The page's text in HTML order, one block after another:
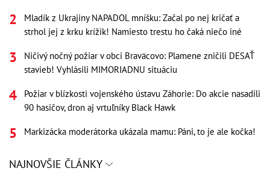
Mladík z Ukrajiny NAPADOL mníšku: Začal po nej kričať a
strhol jej z krku krížik! Namiesto trestu ho čaká niečo iné
Ničivý nočný požiar v obci Braväcovo: Plamene zničili DESAŤ
stavieb! Vyhlásili MIMORIADNU situáciu
Požiar v blízkosti vojenského ústavu Záhorie: Do akcie nasadili
90 hasičov, dron aj vrtuľníky Black Hawk
Markizácka moderátorka ukázala mamu: Páni, to je ale kočka!
NAJNOVŠIE ČLÁNKY